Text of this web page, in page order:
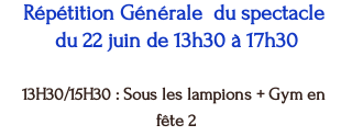
Répétition Générale  du spectacle
du 22 juin de 13h30 à 17h30
13H30/15H30 : Sous les lampions + Gym en
fête 2